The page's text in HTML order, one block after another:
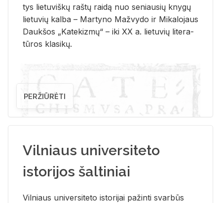
tys lie­tu­viš­kų raš­tų rai­dą nuo se­niau­sių kny­gų
lie­tu­vių kal­ba – Mar­ty­no Ma­žvy­do ir Mi­ka­lo­jaus
Dauk­šos „Ka­te­kiz­mų“ – iki XX a. lie­tu­vių li­te­ra­
tū­ros kla­si­kų.
PERŽIŪRĖTI
Vilniaus universiteto
istorijos šaltiniai
Vil­niaus uni­ver­si­te­to is­to­ri­jai pa­žin­ti svar­būs